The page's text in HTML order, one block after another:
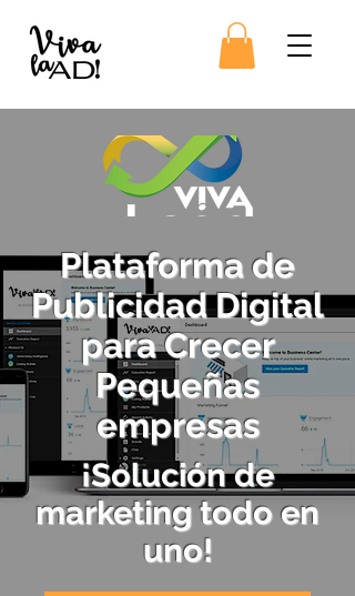
Plataforma de
Publicidad Digital
para Crecer
Pequeñas
empresas
¡Solución de
marketing todo en
uno!